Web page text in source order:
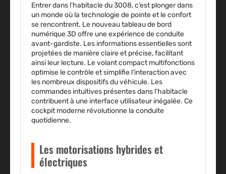
Entrer dans l’habitacle du 3008, c’est plonger dans
un monde où la technologie de pointe et le confort
se rencontrent. Le nouveau tableau de bord
numérique 3D offre une expérience de conduite
avant-gardiste. Les informations essentielles sont
projetées de manière claire et précise, facilitant
ainsi leur lecture. Levolant compact multifonctions
optimise le contrôle et simplifie l’interaction avec
les nombreux dispositifs du véhicule. Les
commandes intuitives présentes dans l’habitacle
contribuent à une interface utilisateur inégalée. Ce
cockpit moderne révolutionne la conduite
quotidienne.
Les motorisations hybrides et
électriques